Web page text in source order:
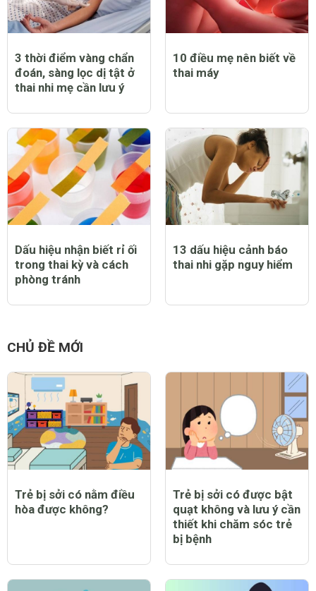
3 thời điểm vàng chẩn
đoán, sàng lọc dị tật ở
thai nhi mẹ cần lưu ý
10 điều mẹ nên biết về
thai máy
Dấu hiệu nhận biết rỉ ối
trong thai kỳ và cách
phòng tránh
13 dấu hiệu cảnh báo
thai nhi gặp nguy hiểm
CHỦ ĐỀ MỚI
Trẻ bị sởi có nằm điều
hòa được không?
Trẻ bị sởi có được bật
quạt không và lưu ý cần
thiết khi chăm sóc trẻ
bị bệnh